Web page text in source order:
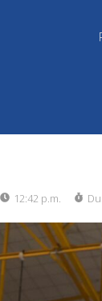
12:42 p.m.